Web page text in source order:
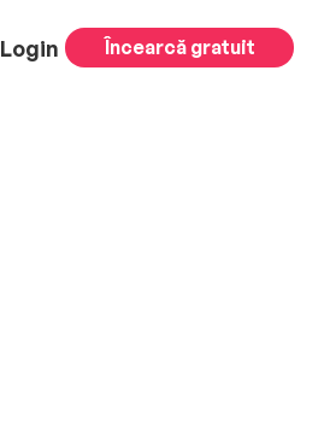
Login Încearcă gratuit